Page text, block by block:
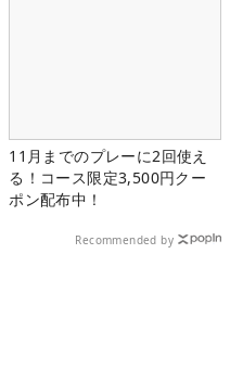
11月までのプレーに2回使え
る！コース限定3,500円クー
ポン配布中！
Recommended by